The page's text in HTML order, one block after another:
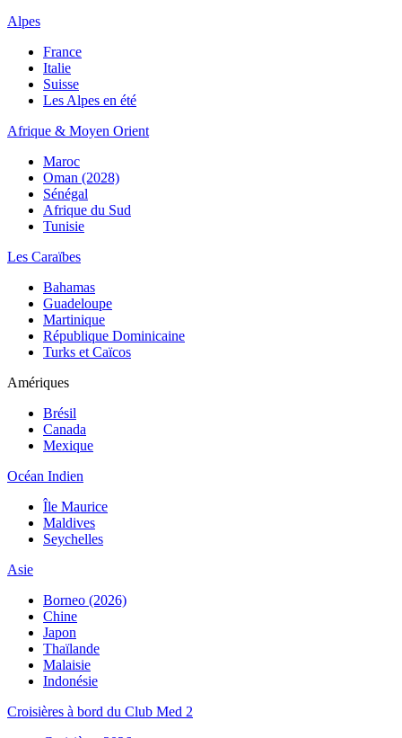
Alpes
France
Italie
Suisse
Les Alpes en été
Afrique & Moyen Orient
Maroc
Oman (2028)
Sénégal
Afrique du Sud
Tunisie
Les Caraïbes
Bahamas
Guadeloupe
Martinique
République Dominicaine
Turks et Caïcos
Amériques
Brésil
Canada
Mexique
Océan Indien
Île Maurice
Maldives
Seychelles
Asie
Borneo (2026)
Chine
Japon
Thaïlande
Malaisie
Indonésie
Croisières à bord du Club Med 2